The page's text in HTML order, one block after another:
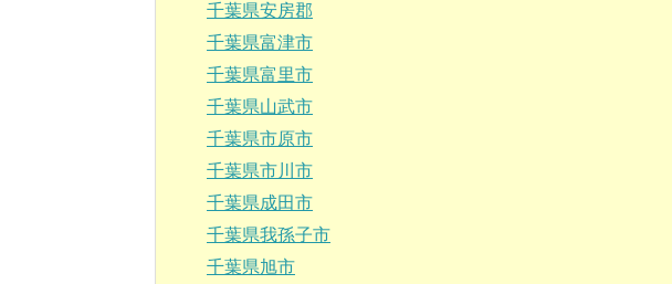
千葉県安房郡
千葉県富津市
千葉県富里市
千葉県山武市
千葉県市原市
千葉県市川市
千葉県成田市
千葉県我孫子市
千葉県旭市